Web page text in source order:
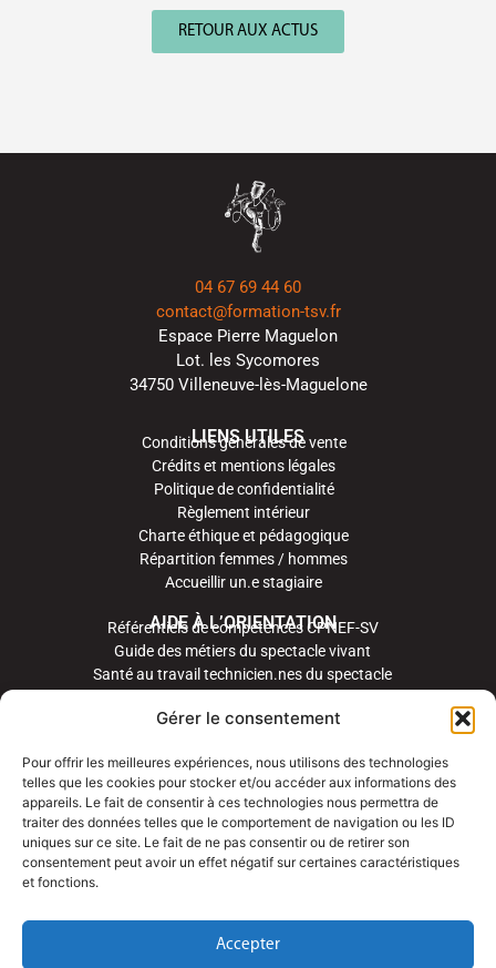
Gérer le consentement
Pour offrir les meilleures expériences, nous utilisons des technologies
telles que les cookies pour stocker et/ou accéder aux informations des
appareils. Le fait de consentir à ces technologies nous permettra de
traiter des données telles que le comportement de navigation ou les ID
uniques sur ce site. Le fait de ne pas consentir ou de retirer son
consentement peut avoir un effet négatif sur certaines caractéristiques
et fonctions.
Accepter
RETOUR AUX ACTUS
04 67 69 44 60
contact@formation-tsv.fr
Espace Pierre Maguelon
Lot. les Sycomores
34750 Villeneuve-lès-Maguelone
LIENS UTILES
Conditions générales de vente
Crédits et mentions légales
Politique de confidentialité
Règlement intérieur
Charte éthique et pédagogique
Répartition femmes / hommes
Accueillir un.e stagiaire
AIDE À L’ORIENTATION
Référentiels de compétences CPNEF-SV
Guide des métiers du spectacle vivant
Santé au travail technicien.nes du spectacle